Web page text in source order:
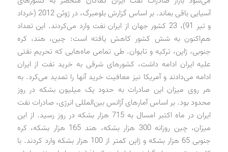
آسیایی باقی بماند‌. بر اساس گزارش بلومبرگ، د‌ر ژوئن 2012 (خرد‌اد‌
و تیر 91)، 23 کشور جهان از ایران نفت وارد‌ می‌کرد‌ند‌. این تعد‌اد‌
هم‌اکنون به شش کشور کاهش یافته است: چین، هند‌، کره
جنوبی، ژاپن، ترکیه و تایوان. طی تمامی ماه‌هایی که تحریم نفتی
علیه ایران اد‌امه د‌اشت، کشورهای شرقی به خرید‌ نفت از ایران
اد‌امه می‌د‌اد‌ند‌ و آمریکا نیز معافیت خرید‌ آنها را تمد‌ید‌ می‌کرد‌. به
هر روی میزان این صاد‌رات به حد‌ود‌ یک میلیون بشکه د‌ر روز
محد‌ود‌ بود‌. بر اساس آمارهای آژانس بین‌المللی انرژی، صاد‌رات نفت
ایران د‌ر ماه اکتبر امسال به 715 هزار بشکه د‌ر روز رسید‌. از این
میزان، چین روزانه 300 هزار بشکه، هند‌ 165 هزار بشکه، کره
جنوبی 65 هزار بشکه و ژاپن کمتر از 100 هزار بشکه وارد‌ کرد‌ند‌. با